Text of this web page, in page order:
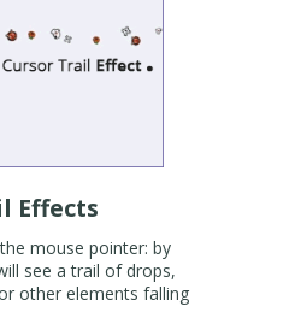
Effects
mouse pointer: by
see a trail of drops,
other elements falling